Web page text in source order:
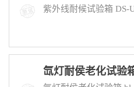
紫外线耐候试验箱 DS-
氙灯耐侯老化试验